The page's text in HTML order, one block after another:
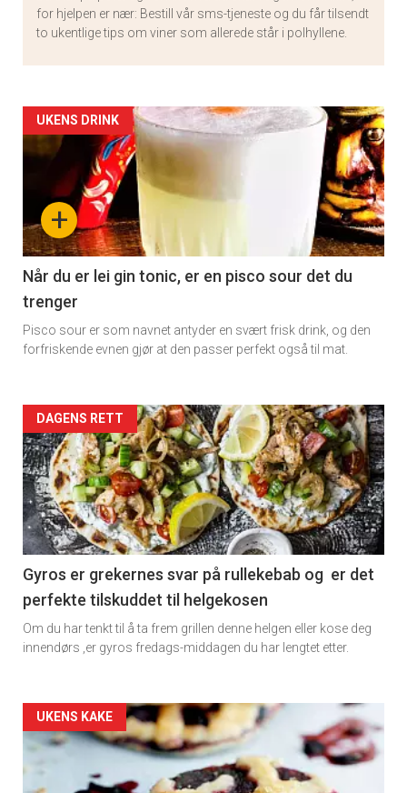
for hjelpen er nær: Bestill vår sms-tjeneste og du får tilsendt
to ukentlige tips om viner som allerede står i polhyllene.
Artikler
detail
section
11
+
UKENS DRINK
Når du er lei gin tonic, er en pisco sour det du
trenger
Pisco sour er som navnet antyder en svært frisk drink, og den
forfriskende evnen gjør at den passer perfekt også til mat.
Artikler
detail
-
section
11
Dagens
rett
DAGENS RETT
Gyros er grekernes svar på rullekebab og er det
perfekte tilskuddet til helgekosen
Om du har tenkt til å ta frem grillen denne helgen eller kose deg
innendørs ,er gyros fredags-middagen du har lengtet etter.
Artikler
detail
UKENS KAKE